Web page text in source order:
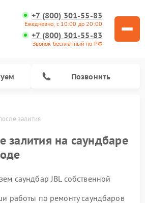
+7 (800) 301-55-83
Ежедневно, с 10:00 до 20:00
+7 (800) 301-55-83
Звонок бесплатный по РФ
Позвонить
залития
залития на саундбаре
саундбар JBL собственной
работы по ремонту саундбаров